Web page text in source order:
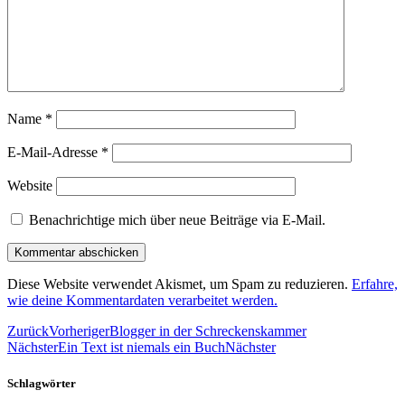
Name *
E-Mail-Adresse *
Website
Benachrichtige mich über neue Beiträge via E-Mail.
Diese Website verwendet Akismet, um Spam zu reduzieren. Erfahre,
wie deine Kommentardaten verarbeitet werden.
ZurückVorherigerBlogger in der Schreckenskammer
NächsterEin Text ist niemals ein BuchNächster
Schlagwörter